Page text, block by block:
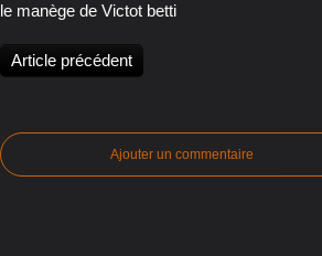
le manège de Victot betti
Article précédent
Ajouter un commentaire